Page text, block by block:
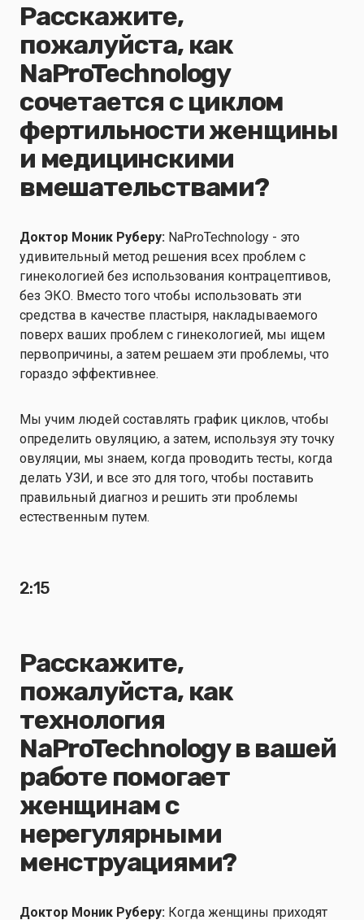
Расскажите,
пожалуйста, как
NaProTechnology
сочетается с циклом
фертильности женщины
и медицинскими
вмешательствами?
Доктор Моник Руберу: NaProTechnology - это
удивительный метод решения всех проблем с
гинекологией без использования контрацептивов,
без ЭКО. Вместо того чтобы использовать эти
средства в качестве пластыря, накладываемого
поверх ваших проблем с гинекологией, мы ищем
первопричины, а затем решаем эти проблемы, что
гораздо эффективнее.
Мы учим людей составлять график циклов, чтобы
определить овуляцию, а затем, используя эту точку
овуляции, мы знаем, когда проводить тесты, когда
делать УЗИ, и все это для того, чтобы поставить
правильный диагноз и решить эти проблемы
естественным путем.
2:15
Расскажите,
пожалуйста, как
технология
NaProTechnology в вашей
работе помогает
женщинам с
нерегулярными
менструациями?
Доктор Моник Руберу: Когда женщины приходят